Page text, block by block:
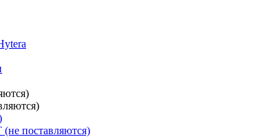
поставляются)